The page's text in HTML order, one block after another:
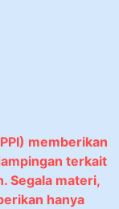
memberikan
terkait
Segala materi,
hanya